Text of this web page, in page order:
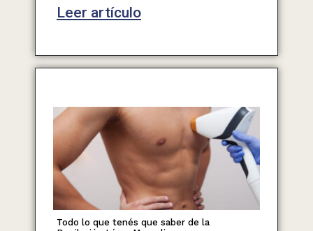
Leer artículo
Todo lo que tenés que saber de la